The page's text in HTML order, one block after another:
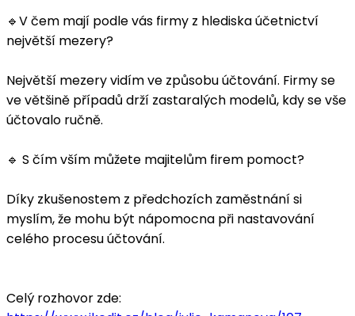
🔹V čem mají podle vás firmy z hlediska účetnictví
největší mezery?
Největší mezery vidím ve způsobu účtování. Firmy se
ve většině případů drží zastaralých modelů, kdy se vše
účtovalo ručně.
🔹 S čím vším můžete majitelům firem pomoct?
Díky zkušenostem z předchozích zaměstnání si
myslím, že mohu být nápomocna při nastavování
celého procesu účtování.
Celý rozhovor zde: